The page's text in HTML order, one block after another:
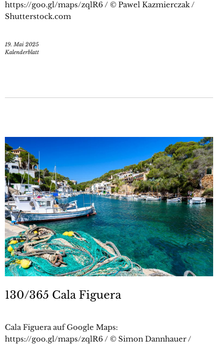
https://goo.gl/maps/zqlR6 / © Pawel Kazmierczak /
Shutterstock.com
19. Mai 2025
Kalenderblatt
130/365 Cala Figuera
Cala Figuera auf Google Maps:
https://goo.gl/maps/zqlR6 / © Simon Dannhauer /